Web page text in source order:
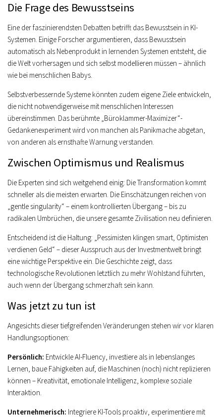
Die Frage des Bewusstseins
Eine der faszinierendsten Debatten betrifft das Bewusstsein in KI-
Systemen. Einige Forscher argumentieren, dass Bewusstsein
automatisch als Nebenprodukt in lernenden Systemen entsteht, die
die Welt vorhersagen und sich selbst modellieren müssen – ähnlich
wie bei menschlichen Babys.
Selbstverbessernde Systeme könnten zudem eigene Ziele entwickeln,
die nicht notwendigerweise mit menschlichen Interessen
übereinstimmen. Das berühmte „Büroklammer-Maximizer“-
Gedankenexperiment wird von manchen als Panikmache abgetan,
von anderen als ernsthafte Warnung verstanden.
Zwischen Optimismus und Realismus
Die Experten sind sich weitgehend einig: Die Transformation kommt
schneller als die meisten erwarten. Die Einschätzungen reichen von
„gentle singularity“ – einem kontrollierten Übergang – bis zu
radikalen Umbrüchen, die unsere gesamte Zivilisation neu definieren.
Entscheidend ist die Haltung: „Pessimisten klingen smart, Optimisten
verdienen Geld“ – dieser Ausspruch aus der Investmentwelt bringt
eine wichtige Perspektive ein. Die Geschichte zeigt, dass
technologische Revolutionen letztlich zu mehr Wohlstand führten,
auch wenn der Übergang schmerzhaft sein kann.
Was jetzt zu tun ist
Angesichts dieser tiefgreifenden Veränderungen stehen wir vor klaren
Handlungsoptionen:
Persönlich: Entwickle AI-Fluency, investiere als in lebenslanges
Lernen, baue Fähigkeiten auf, die Maschinen (noch) nicht replizieren
können – Kreativität, emotionale Intelligenz, komplexe soziale
Interaktion.
Unternehmerisch: Integriere KI-Tools proaktiv, experimentiere mit